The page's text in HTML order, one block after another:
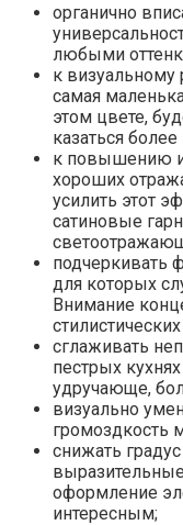
органично
любыми
к
самая
этом цвете,
казаться
к повышению
хороших
усилить этот
сатиновые
подчеркивать
для которых
Внимание
сглаживать
пестрых
удручающе,
визуально
громоздкость
снижать
оформление
интересным;